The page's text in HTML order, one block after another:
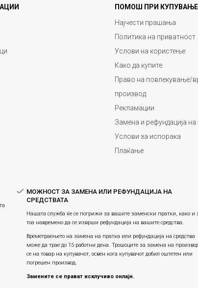
ПОМОШ ПРИ КУПУВАЊЕ
Најчести прашања
Политика на приватност
Услови на користење
Како да купите
Право на повлекување/
производ
Рекламации
Замена и рефундација
Услови за испорака
Плаќање
МОЖНОСТ ЗА ЗАМЕНА ИЛИ РЕФУНДАЦИЈА НА
СРЕДСТВАТА
Нашата служба ќе се погрижи за вашите заменски пратки, како и
тоа навремено да се изврши рефундација на вашите средства.
Времетраењето на замена на пратка или рефундацијa на средства
може да трае до 15 работни дена. Трошоците за замена на
се на товар на купувачот, освен кога купувачот добил оштетен или
погрешен производ.
Замените се прават исклучиво онлајн.